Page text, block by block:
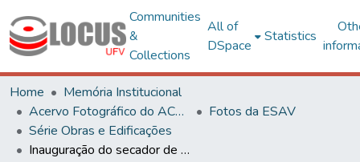
Communities
&
Collections
All of
DSpace
Statistics
Home
Memória Institucional
Acervo Fotográfico do ACH-UFV
Fotos da ESAV
Série Obras e Edificações
Inauguração do secador de café da ESAV